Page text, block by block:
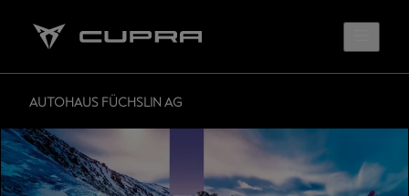
AUTOHAUS FÜCHSLIN AG